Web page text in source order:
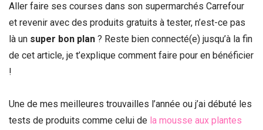
Aller faire ses courses dans son supermarchés Carrefour
et revenir avec des produits gratuits à tester, n’est-ce pas
là un super bon plan ? Reste bien connecté(e) jusqu’à la fin
de cet article, je t’explique comment faire pour en bénéficier
!
Une de mes meilleures trouvailles l’année ou j’ai débuté les
tests de produits comme celui de la mousse aux plantes